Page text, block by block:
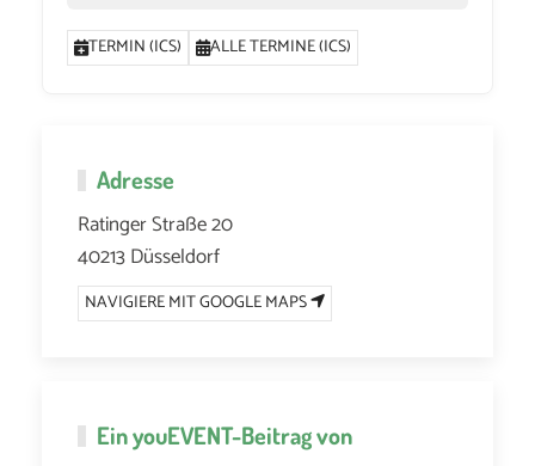
TERMIN (ICS) ALLE TERMINE (ICS)
Adresse
Ratinger Straße 20
40213 Düsseldorf
NAVIGIERE MIT GOOGLE MAPS
EinyouEVENT-Beitrag von